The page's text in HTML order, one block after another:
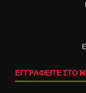
ΕΓΓΡΑΦΕΙΤΕ ΣΤΟ